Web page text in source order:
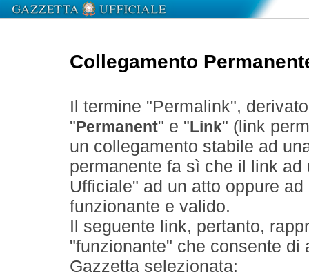
Collegamento
Il termine "Permalink",
" Permanent" e " Link" (link
un collegamento stabile ad
permanente fa sì che il link
Ufficiale" ad un atto oppure
funzionante e valido.
Il seguente link, pertanto,
"funzionante" che consente
Gazzetta selezionata: